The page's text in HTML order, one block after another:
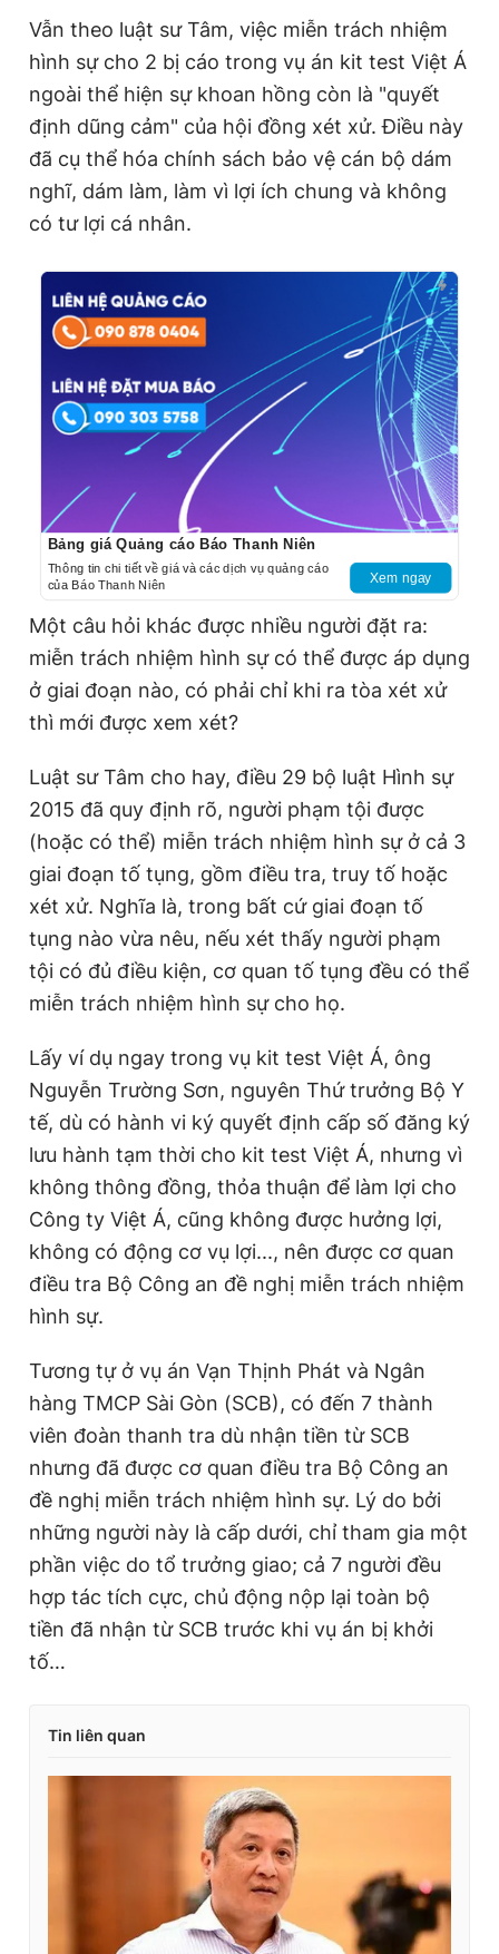
Vẫn theo luật sư Tâm, việc miễn trách nhiệm
hình sự cho 2 bị cáo trong vụ án kit test Việt Á
ngoài thể hiện sự khoan hồng còn là "quyết
định dũng cảm" của hội đồng xét xử. Điều này
đã cụ thể hóa chính sách bảo vệ cán bộ dám
nghĩ, dám làm, làm vì lợi ích chung và không
có tư lợi cá nhân.
Bảng giá Quảng cáo Báo Thanh Niên
Thông tin chi tiết về giá và các dịch vụ quảng cáo
của Báo Thanh Niên
Xem ngay
Một câu hỏi khác được nhiều người đặt ra:
miễn trách nhiệm hình sự có thể được áp dụng
ở giai đoạn nào, có phải chỉ khi ra tòa xét xử
thì mới được xem xét?
Luật sư Tâm cho hay, điều 29 bộ luật Hình sự
2015 đã quy định rõ, người phạm tội được
(hoặc có thể) miễn trách nhiệm hình sự ở cả 3
giai đoạn tố tụng, gồm điều tra, truy tố hoặc
xét xử. Nghĩa là, trong bất cứ giai đoạn tố
tụng nào vừa nêu, nếu xét thấy người phạm
tội có đủ điều kiện, cơ quan tố tụng đều có thể
miễn trách nhiệm hình sự cho họ.
Lấy ví dụ ngay trong vụ kit test Việt Á, ông
Nguyễn Trường Sơn, nguyên Thứ trưởng Bộ Y
tế, dù có hành vi ký quyết định cấp số đăng ký
lưu hành tạm thời cho kit test Việt Á, nhưng vì
không thông đồng, thỏa thuận để làm lợi cho
Công ty Việt Á, cũng không được hưởng lợi,
không có động cơ vụ lợi..., nên được cơ quan
điều tra Bộ Công an đề nghị miễn trách nhiệm
hình sự.
Tương tự ở vụ án Vạn Thịnh Phát và Ngân
hàng TMCP Sài Gòn (SCB), có đến 7 thành
viên đoàn thanh tra dù nhận tiền từ SCB
nhưng đã được cơ quan điều tra Bộ Công an
đề nghị miễn trách nhiệm hình sự. Lý do bởi
những người này là cấp dưới, chỉ tham gia một
phần việc do tổ trưởng giao; cả 7 người đều
hợp tác tích cực, chủ động nộp lại toàn bộ
tiền đã nhận từ SCB trước khi vụ án bị khởi
tố…
Tin liên quan